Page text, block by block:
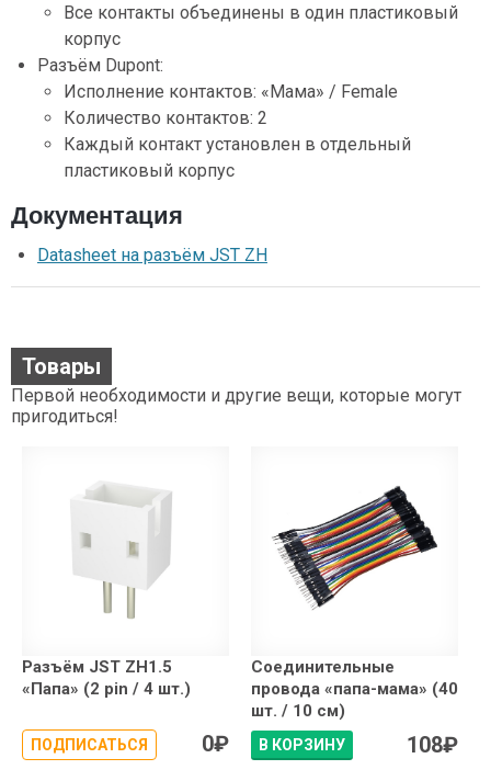
Все контакты объединены в один пластиковый
корпус
Разъём Dupont:
Исполнение контактов: «Мама» / Female
Количество контактов: 2
Каждый контакт установлен в отдельный
пластиковый корпус
Документация
Datasheet на разъём JST ZH
Товары
Первой необходимости и другие вещи, которые могут
пригодиться!
Разъём JST ZH1.5
«Папа» (2 pin / 4 шт.)
ПОДПИСАТЬСЯ 0₽
Соединительные
провода «папа-мама» (40
шт. / 10 см)
В КОРЗИНУ 108₽